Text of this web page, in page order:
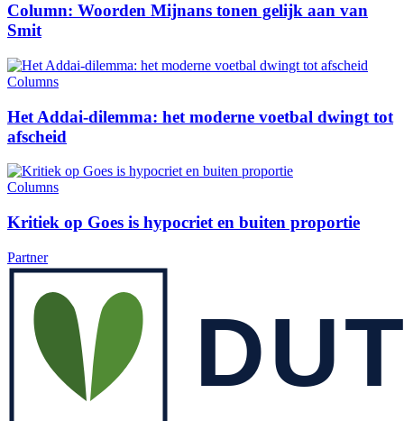
Column: Woorden Mijnans tonen gelijk aan van
Smit
Columns
Het Addai-dilemma: het moderne voetbal dwingt tot
afscheid
Columns
Kritiek op Goes is hypocriet en buiten proportie
Partner